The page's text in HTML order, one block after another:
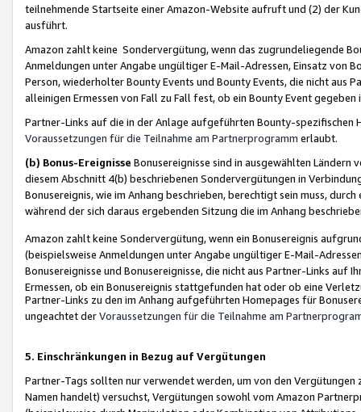
teilnehmende Startseite einer Amazon-Website aufruft und (2) der
ausführt.
Amazon zahlt keine Sondervergütung, wenn das zugrundeliegende
Anmeldungen unter Angabe ungültiger E-Mail-Adressen, Einsatz von
Person, wiederholter Bounty Events und Bounty Events, die nicht
alleinigen Ermessen von Fall zu Fall fest, ob ein Bounty Event
Partner-Links auf die in der Anlage aufgeführten Bounty-spezifischen
Voraussetzungen für die Teilnahme am Partnerprogramm erlaubt.
(b) Bonus-Ereignisse Bonusereignisse sind in ausgewählten Ländern
diesem Abschnitt 4(b) beschriebenen Sondervergütungen in
Bonusereignis, wie im Anhang beschrieben, berechtigt sein muss,
während der sich daraus ergebenden Sitzung die im Anhang
Amazon zahlt keine Sondervergütung, wenn ein Bonusereignis
(beispielsweise Anmeldungen unter Angabe ungültiger E-Mail-
Bonusereignisse und Bonusereignisse, die nicht aus Partner-Links auf
Ermessen, ob ein Bonusereignis stattgefunden hat oder ob eine
Partner-Links zu den im Anhang aufgeführten Homepages für
ungeachtet derVoraussetzungen für die Teilnahme am
5. Einschränkungen in Bezug auf Vergütungen
Partner-Tags sollten nur verwendet werden, um von den
Namen handelt) versuchst, Vergütungen sowohl vom Amazon